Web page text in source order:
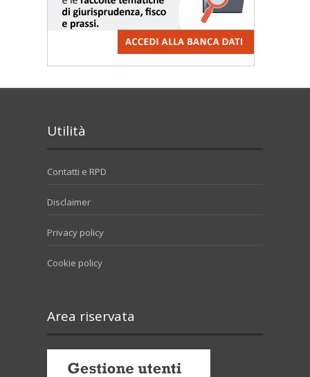
Utilità
Contatti e RPD
Disclaimer
Privacy policy
Cookie policy
Area riservata